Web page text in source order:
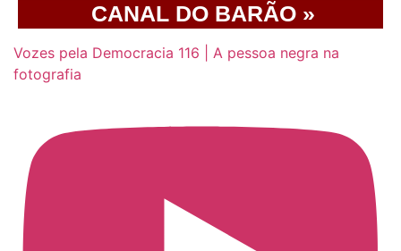
CANAL DO BARÃO »
Vozes pela Democracia 116 | A pessoa negra na
fotografia